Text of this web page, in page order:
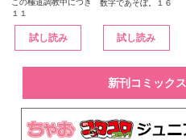
この極道調教中につき
１１
試し読み
数字であそぼ。１６
試し読み
新刊コミック